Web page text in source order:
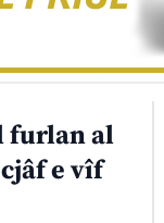
furlan al
e vîf